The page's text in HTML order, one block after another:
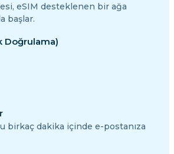
eSIM desteklenen bir ağa
başlar.
Doğrulama)
birkaç dakika içinde e-postanıza